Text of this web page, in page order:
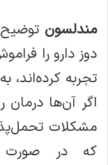
مندلسون
دوز دارو را
تجربه
اگر آن‌ها درمان
مشکلات
که در صورت